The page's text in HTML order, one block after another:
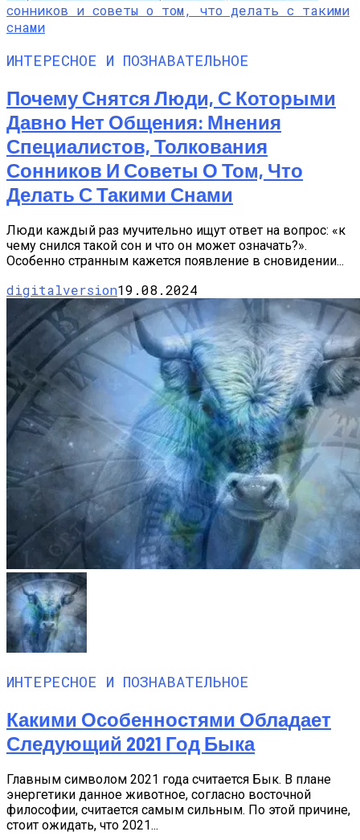
ИНТЕРЕСНОЕ И ПОЗНАВАТЕЛЬНОЕ
Почему Снятся Люди, С Которыми
Давно Нет Общения: Мнения
Специалистов, Толкования
Сонников И Советы О Том, Что
Делать С Такими Снами
Люди каждый раз мучительно ищут ответ на вопрос: «к
чему снился такой сон и что он может означать?».
Особенно странным кажется появление в сновидении...
digitalversion19.08.2024
ИНТЕРЕСНОЕ И ПОЗНАВАТЕЛЬНОЕ
Какими Особенностями Обладает
Следующий 2021 Год Быка
Главным символом 2021 года считается Бык. В плане
энергетики данное животное, согласно восточной
философии, считается самым сильным. По этой причине,
стоит ожидать, что 2021...